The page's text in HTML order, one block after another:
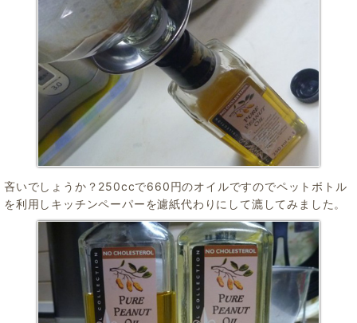
吝いでしょうか？250ccで660円のオイルですのでペットボトル
を利用しキッチンペーパーを濾紙代わりにして漉してみました。